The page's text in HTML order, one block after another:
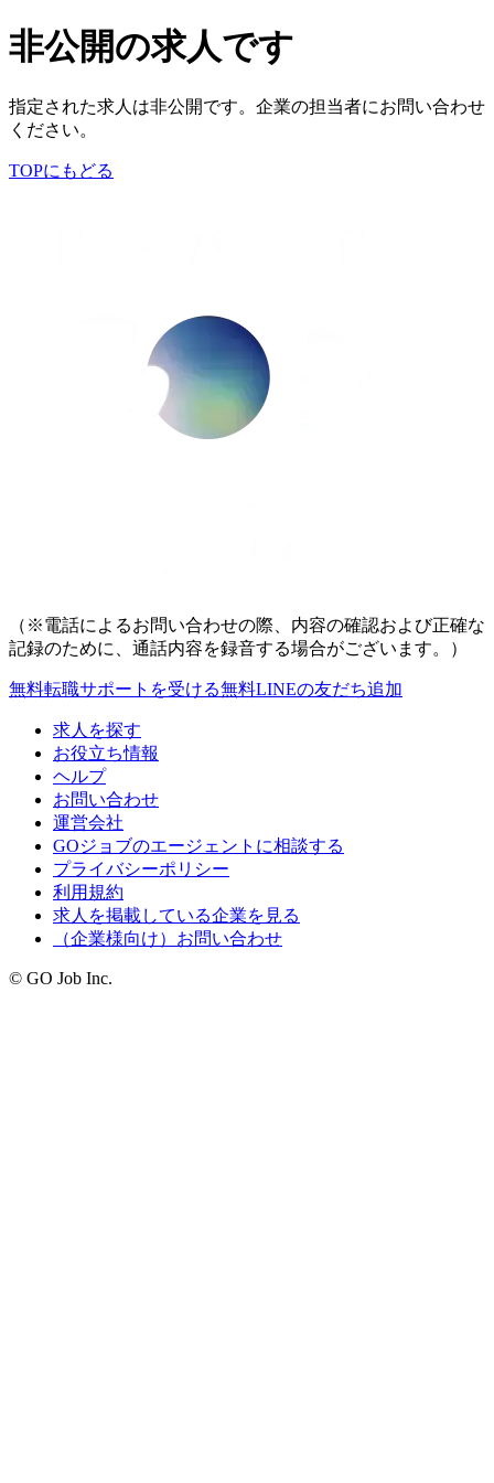
非公開の求人です
指定された求人は非公開です。企業の担当者にお問い合わせ
ください。
TOPにもどる
（※電話によるお問い合わせの際、内容の確認および正確な
記録のために、通話内容を録音する場合がございます。）
無料転職サポートを受ける無料LINEの友だち追加
求人を探す
お役立ち情報
ヘルプ
お問い合わせ
運営会社
GOジョブのエージェントに相談する
プライバシーポリシー
利用規約
求人を掲載している企業を見る
（企業様向け）お問い合わせ
© GO Job Inc.